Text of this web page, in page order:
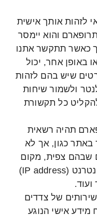
לזהות אותך אישית
והוא יימסר
כאשר תתקשר אתנו
באופן אחר, יכול
שיש בהם לזהות
ולשמור שיחות
כל תקשורת
תהיה רשאית
באתר כגון, אך לא
שבהם צפית, מקום
המחשב ונתוני כתובת האינטרנט (IP address)
של צדדים
מידע אישי הנוגע